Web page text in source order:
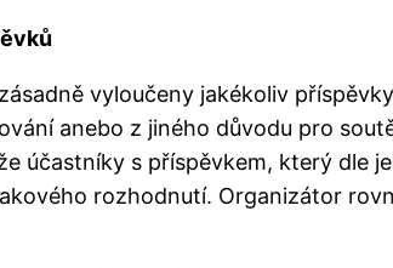
vyloučeny jakékoliv
anebo z jiného důvodu pro
účastníky s příspěvkem, který dle
rozhodnutí. Organizátor